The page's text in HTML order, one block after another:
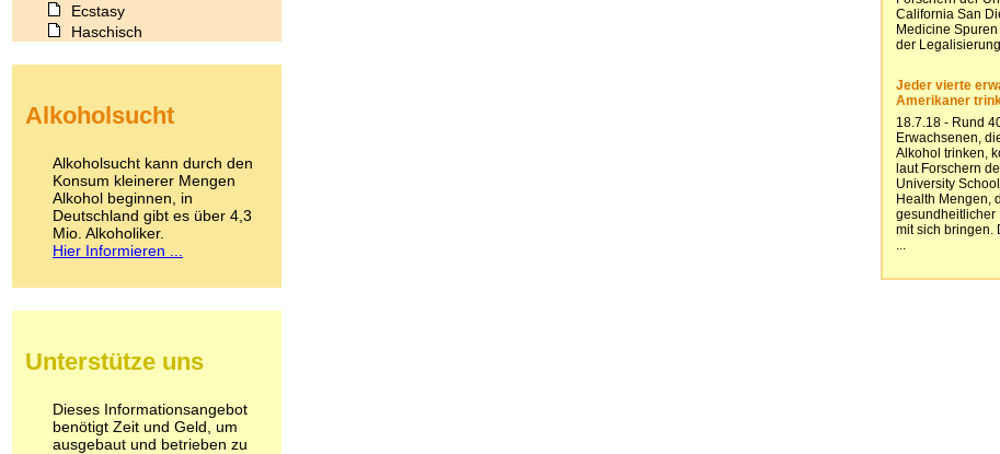
Ecstasy
Haschisch
Kokain
LSD
Marihuana
Medikamente
Meskalin
Metamphetamin
Methadon
Pilze
Psychopharmaka
Schlafmittel
Schmerzmittel
Alkoholsucht
Alkoholsucht kann durch den
Konsum kleinerer Mengen
Alkohol beginnen, in
Deutschland gibt es über 4,3
Mio. Alkoholiker.
Hier Informieren ...
Unterstütze uns
Dieses Informationsangebot
benötigt Zeit und Geld, um
ausgebaut und betrieben zu